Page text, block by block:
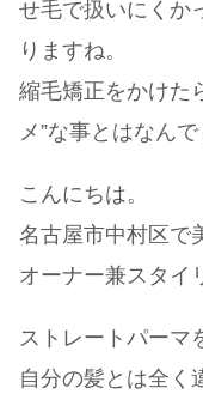
せ毛で扱いにくか
りますね。
縮毛矯正をかけた
メ”な事とはなんで
こんにちは。
名古屋市中村区で
オーナー兼スタイ
ストレートパーマ
自分の髪とは全く